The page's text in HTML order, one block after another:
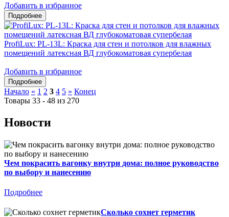
Добавить в избранное
ProfiLux: PL-13L: Краска для стен и потолков для влажных
помещений латексная ВД глубокоматовая супербелая
Добавить в избранное
Начало « 1 2 3 4 5 » Конец
Товары 33 - 48 из 270
Новости
Чем покрасить вагонку внутри дома: полное руководство
по выбору и нанесению
Подробнее
Сколько сохнет герметик